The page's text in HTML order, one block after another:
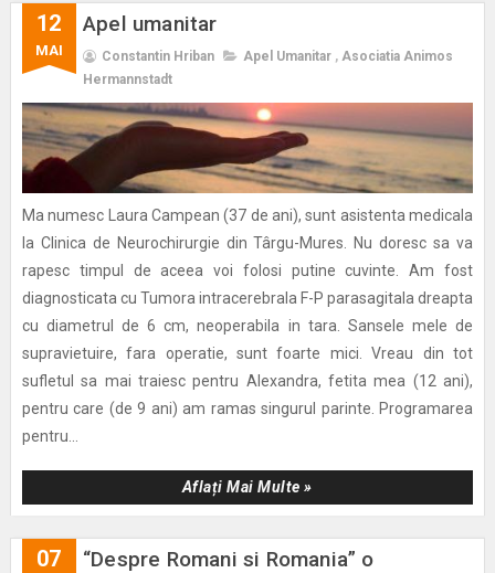
12
MAI
Apel umanitar
Constantin Hriban Apel Umanitar , Asociatia Animos
Hermannstadt
Ma numesc Laura Campean (37 de ani), sunt asistenta medicala
la Clinica de Neurochirurgie din Târgu-Mures. Nu doresc sa va
rapesc timpul de aceea voi folosi putine cuvinte. Am fost
diagnosticata cu Tumora intracerebrala F-P parasagitala dreapta
cu diametrul de 6 cm, neoperabila in tara. Sansele mele de
supravietuire, fara operatie, sunt foarte mici. Vreau din tot
sufletul sa mai traiesc pentru Alexandra, fetita mea (12 ani),
pentru care (de 9 ani) am ramas singurul parinte. Programarea
pentru...
Aflați Mai Multe »
07
“Despre Romani si Romania” o